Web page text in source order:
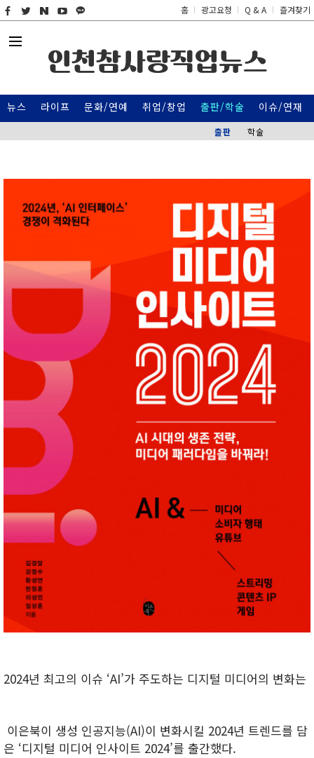
홈 광고요청 Q & A 즐겨찾기
인천참사랑직업뉴스
뉴스 라이프 문화/연예 취업/창업 출판/학술
출판 학술
이슈/연재
2024년 최고의 이슈 ‘AI’가 주도하는 디지털 미디어의 변화는
이은북이 생성 인공지능(AI)이 변화시킬 2024년 트렌드를 담
은 ‘디지털 미디어 인사이트 2024’를 출간했다.